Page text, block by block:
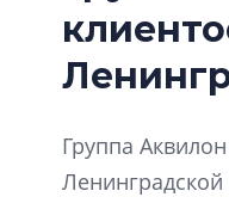
Группа